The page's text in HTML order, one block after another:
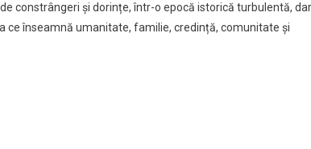
constrângeri și dorințe, într-o epocă istorică turbulentă, dar
ce înseamnă umanitate, familie, credință, comunitate și